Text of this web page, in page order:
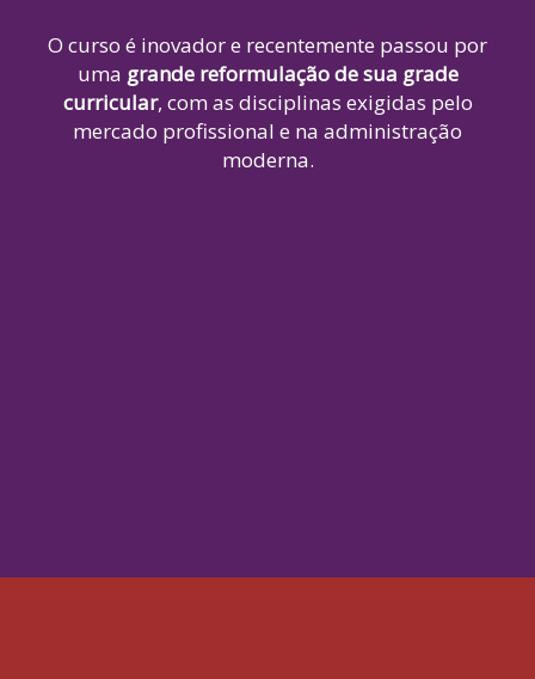
O curso é inovador e recentemente passou por
uma grande reformulação de sua grade
curricular, com as disciplinas exigidas pelo
mercado profissional e na administração
moderna.